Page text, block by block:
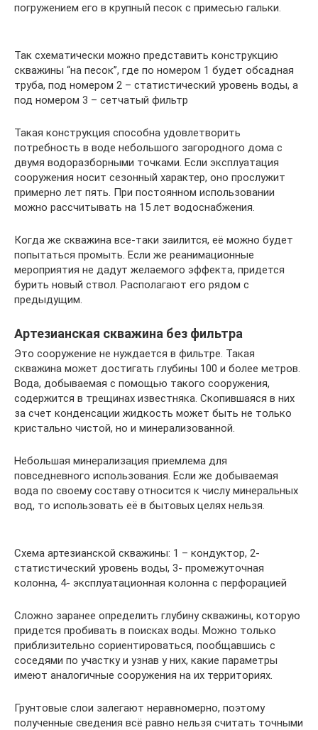
погружением его в крупный песок с примесью гальки.
Так схематически можно представить конструкцию
скважины “на песок”, где по номером 1 будет обсадная
труба, под номером 2 – статистический уровень воды, а
под номером 3 – сетчатый фильтр
Такая конструкция способна удовлетворить
потребность в воде небольшого загородного дома с
двумя водоразборными точками. Если эксплуатация
сооружения носит сезонный характер, оно прослужит
примерно лет пять. При постоянном использовании
можно рассчитывать на 15 лет водоснабжения.
Когда же скважина все-таки заилится, её можно будет
попытаться промыть. Если же реанимационные
мероприятия не дадут желаемого эффекта, придется
бурить новый ствол. Располагают его рядом с
предыдущим.
Артезианская скважина без фильтра
Это сооружение не нуждается в фильтре. Такая
скважина может достигать глубины 100 и более метров.
Вода, добываемая с помощью такого сооружения,
содержится в трещинах известняка. Скопившаяся в них
за счет конденсации жидкость может быть не только
кристально чистой, но и минерализованной.
Небольшая минерализация приемлема для
повседневного использования. Если же добываемая
вода по своему составу относится к числу минеральных
вод, то использовать её в бытовых целях нельзя.
Схема артезианской скважины: 1 – кондуктор, 2-
статистический уровень воды, 3- промежуточная
колонна, 4- эксплуатационная колонна с перфорацией
Сложно заранее определить глубину скважины, которую
придется пробивать в поисках воды. Можно только
приблизительно сориентироваться, пообщавшись с
соседями по участку и узнав у них, какие параметры
имеют аналогичные сооружения на их территориях.
Грунтовые слои залегают неравномерно, поэтому
полученные сведения всё равно нельзя считать точными